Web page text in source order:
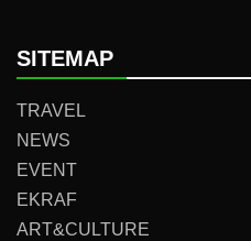
SITEMAP
TRAVEL
NEWS
EVENT
EKRAF
ART&CULTURE